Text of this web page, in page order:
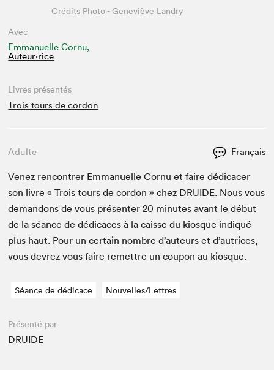
Avec
Emmanuelle Cornu,
Auteur·rice
Crédits Photo - Geneviève Landry
Livres présentés
Trois tours de cordon
Adulte Français
Venez ren­con­tr­er Emmanuelle Cor­nu et faire dédi­cac­er
son livre « Trois tours de cor­don » chez DRUIDE. Nous vous
deman­dons de vous présen­ter20 min­utes avant le début
de la séance de dédi­caces à la caisse du kiosque indiqué
plus haut. Pour un cer­tain nom­bre d’auteurs et d’autrices,
vous devrez vous faire remet­tre un coupon au kiosque.
Séance de dédicace Nouvelles/Lettres
Présenté par
DRUIDE